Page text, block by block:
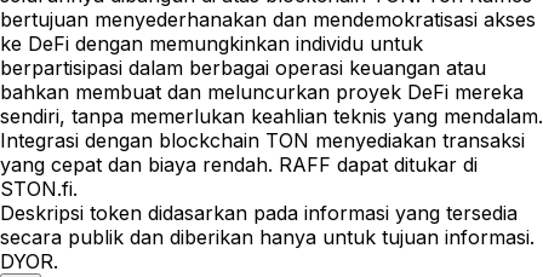
bertujuan menyederhanakan dan mendemokratisasi akses
ke DeFi dengan memungkinkan individu untuk
berpartisipasi dalam berbagai operasi keuangan atau
bahkan membuat dan meluncurkan proyek DeFi mereka
sendiri, tanpa memerlukan keahlian teknis yang mendalam.
Integrasi dengan blockchain TON menyediakan transaksi
yang cepat dan biaya rendah. RAFF dapat ditukar di
STON.fi.
Deskripsi token didasarkan pada informasi yang tersedia
secara publik dan diberikan hanya untuk tujuan informasi.
DYOR.